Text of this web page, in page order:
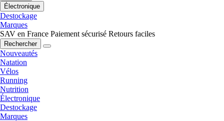
Électronique
Destockage
Marques
SAV en France Paiement sécurisé Retours faciles
Rechercher
Nouveautés
Natation
Vélos
Running
Nutrition
Électronique
Destockage
Marques